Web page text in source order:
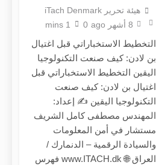
هيئة تحرير iTach Denmark
8 أشهر ago
0
1 mins
التخطيط الاستخباراتي قبل اغتيال
بن لادن: كيف صنعت التكنولوجيا
اليقين التخطيط الاستخباراتي قبل
اغتيال بن لادن: كيف صنعت
التكنولوجيا اليقين ✍️ إعداد:
المهندس مصطفى كامل الشريف
مستشار في أمن المعلومات
والسيادة الرقمية – الدنمارك /
العراق 🌐 www.ITACH.dk فهرس